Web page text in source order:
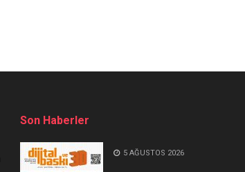
Son Haberler
5 AĞUSTOS 2026